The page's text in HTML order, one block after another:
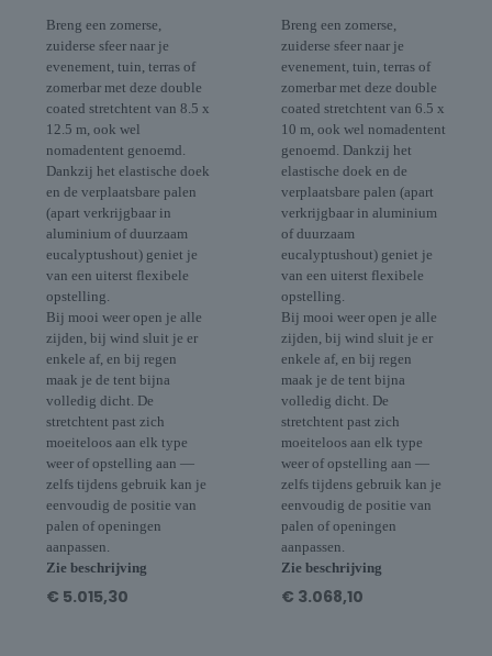
Breng een zomerse,
zuiderse sfeer naar je
evenement, tuin, terras of
zomerbar met deze double
coated stretchtent van 8.5 x
12.5 m, ook wel
nomadentent genoemd.
Dankzij het elastische doek
en de verplaatsbare palen
(apart verkrijgbaar in
aluminium of duurzaam
eucalyptushout) geniet je
van een uiterst flexibele
opstelling.
Bij mooi weer open je alle
zijden, bij wind sluit je er
enkele af, en bij regen
maak je de tent bijna
volledig dicht. De
stretchtent past zich
moeiteloos aan elk type
weer of opstelling aan —
zelfs tijdens gebruik kan je
eenvoudig de positie van
palen of openingen
aanpassen.
Zie beschrijving
€ 5.015,30
Breng een zomerse,
zuiderse sfeer naar je
evenement, tuin, terras of
zomerbar met deze double
coated stretchtent van 6.5 x
10 m, ook wel nomadentent
genoemd. Dankzij het
elastische doek en de
verplaatsbare palen (apart
verkrijgbaar in aluminium
of duurzaam
eucalyptushout) geniet je
van een uiterst flexibele
opstelling.
Bij mooi weer open je alle
zijden, bij wind sluit je er
enkele af, en bij regen
maak je de tent bijna
volledig dicht. De
stretchtent past zich
moeiteloos aan elk type
weer of opstelling aan —
zelfs tijdens gebruik kan je
eenvoudig de positie van
palen of openingen
aanpassen.
Zie beschrijving
€ 3.068,10